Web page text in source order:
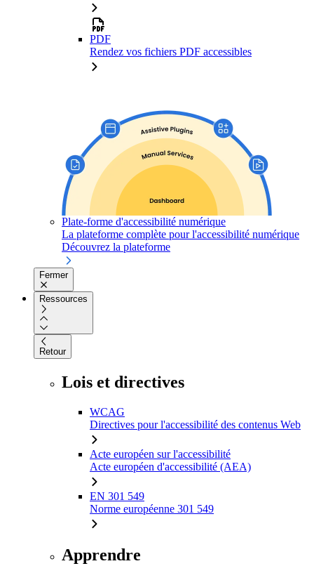
PDF
Rendez vos fichiers PDF accessibles
Plate-forme d'accessibilité numérique
La plateforme complète pour l'accessibilité numérique
Découvrez la plateforme
Fermer
Ressources
Retour
Lois et directives
WCAG
Directives pour l'accessibilité des contenus Web
Acte européen sur l'accessibilité
Acte européen d'accessibilité (AEA)
EN 301 549
Norme européenne 301 549
Apprendre